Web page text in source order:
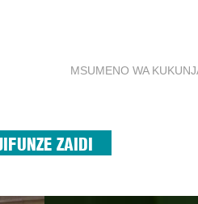
MSUMENO WA
JIFUNZE ZAIDI